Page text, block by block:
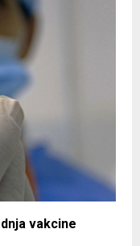
vakcine